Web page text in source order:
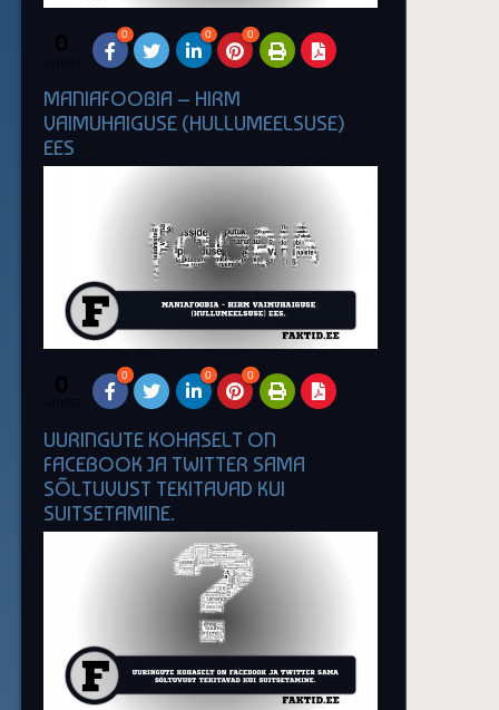
0 0 0 0
MANIAFOOBIA – HIRM
VAIMUHAIGUSE (HULLUMEELSUSE)
EES
0 0 0 0
UURINGUTE KOHASELT ON
FACEBOOK JA TWITTER SAMA
SÕLTUVUST TEKITAVAD KUI
SUITSETAMINE.